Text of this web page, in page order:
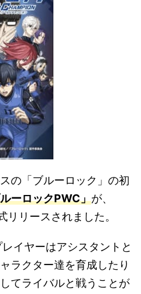
の「ブルーロック」の初
ーロックPWC」が、
リースされました。
イヤーはアシスタントと
ラクター達を育成したり
てライバルと戦うことが